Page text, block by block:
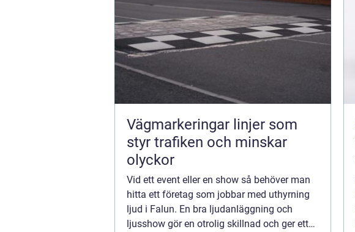
Vägmarkeringar linjer som
styr trafiken och minskar
olyckor
Vid ett event eller en show så behöver man
hitta ett företag som jobbar med uthyrning
ljud i Falun. En bra ljudanläggning och
ljusshow gör en otrolig skillnad och ger ett